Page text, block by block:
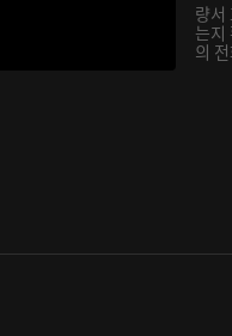
량서
는지
의